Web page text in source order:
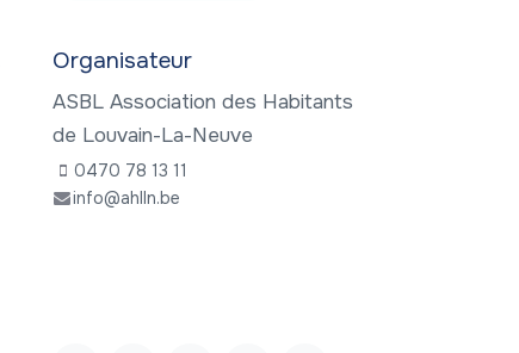
Organisateur
ASBL Association des Habitants
de Louvain-La-Neuve
0470 78 13 11
info@ahlln.be